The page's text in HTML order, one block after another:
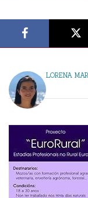
LORENA